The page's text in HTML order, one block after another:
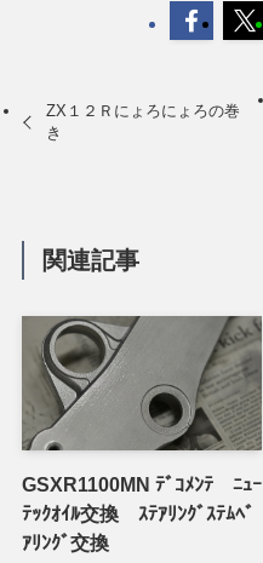
ZX１２Ｒにょろにょろの巻
き
関連記事
GSXR1100MN ﾃﾞｺﾒﾝﾃ ﾆｭｰ
ﾃｯｸｵｲﾙ交換 ｽﾃｱﾘﾝｸﾞｽﾃﾑﾍﾞ
ｱﾘﾝｸﾞ交換